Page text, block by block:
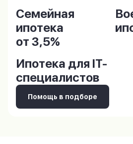
Семейная
ипотека
от 3,5%
Ипотека для IT-
специалистов
Помощь в подборе